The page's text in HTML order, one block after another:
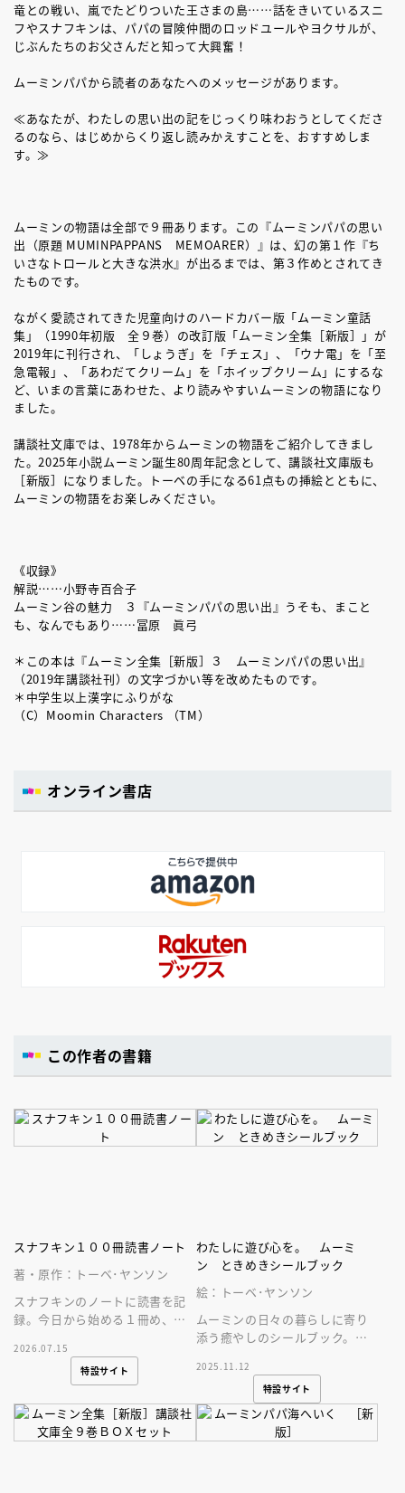
竜との戦い、嵐でたどりついた王さまの島……話をきいているスニ
フやスナフキンは、パパの冒険仲間のロッドユールやヨクサルが、
じぶんたちのお父さんだと知って大興奮！
ムーミンパパから読者のあなたへのメッセージがあります。
≪あなたが、わたしの思い出の記をじっくり味わおうとしてくださ
るのなら、はじめからくり返し読みかえすことを、おすすめしま
す。≫
ムーミンの物語は全部で９冊あります。この『ムーミンパパの思い
出（原題 MUMINPAPPANS MEMOARER）』は、幻の第１作『ち
いさなトロールと大きな洪水』が出るまでは、第３作めとされてき
たものです。
ながく愛読されてきた児童向けのハードカバー版「ムーミン童話
集」（1990年初版 全９巻）の改訂版「ムーミン全集［新版］」が
2019年に刊行され、「しょうぎ」を「チェス」、「ウナ電」を「至
急電報」、「あわだてクリーム」を「ホイップクリーム」にするな
ど、いまの言葉にあわせた、より読みやすいムーミンの物語になり
ました。
講談社文庫では、1978年からムーミンの物語をご紹介してきまし
た。2025年小説ムーミン誕生80周年記念として、講談社文庫版も
［新版］になりました。トーベの手になる61点もの挿絵とともに、
ムーミンの物語をお楽しみください。
《収録》
解説……小野寺百合子
ムーミン谷の魅力 ３『ムーミンパパの思い出』うそも、まこと
も、なんでもあり……冨原 眞弓
＊この本は『ムーミン全集［新版］３ ムーミンパパの思い出』
（2019年講談社刊）の文字づかい等を改めたものです。
＊中学生以上漢字にふりがな
（C）Moomin Characters （TM）
オンライン書店
この作者の書籍
スナフキン１００冊読書ノート
著・原作：トーベ･ヤンソン
スナフキンのノートに読書を記
録。今日から始める１冊め、こ
形の可愛いノートです。
2026.07.15
特設サイト
わたしに遊び心を。 ムーミ
ン ときめきシールブック
絵：トーベ･ヤンソン
ムーミンの日々の暮らしに寄り
添う癒やしのシールブック。手
にも貼りやすいおしゃれシール
が２３３枚。
2025.11.12
特設サイト